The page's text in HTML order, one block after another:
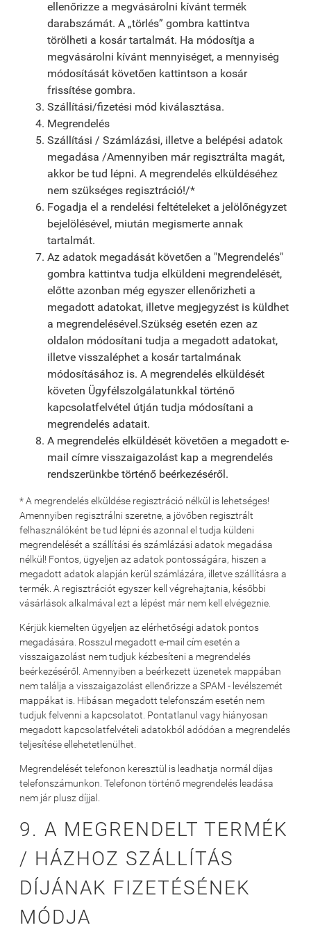
ellenőrizze a megvásárolni kívánt termék
darabszámát. A „törlés” gombra kattintva
törölheti a kosár tartalmát. Ha módosítja a
megvásárolni kívánt mennyiséget, a mennyiség
módosítását követően kattintson a kosár
frissítése gombra.
Szállítási/fizetési mód kiválasztása.
Megrendelés
Szállítási / Számlázási, illetve a belépési adatok
megadása /Amennyiben már regisztrálta magát,
akkor be tud lépni. A megrendelés elküldéséhez
nem szükséges regisztráció!/*
Fogadja el a rendelési feltételeket a jelölőnégyzet
bejelölésével, miután megismerte annak
tartalmát.
Az adatok megadását követően a "Megrendelés"
gombra kattintva tudja elküldeni megrendelését,
előtte azonban még egyszer ellenőrizheti a
megadott adatokat, illetve megjegyzést is küldhet
a megrendelésével.Szükség esetén ezen az
oldalon módosítani tudja a megadott adatokat,
illetve visszaléphet a kosár tartalmának
módosításához is. A megrendelés elküldését
követen Ügyfélszolgálatunkkal történő
kapcsolatfelvétel útján tudja módosítani a
megrendelés adatait.
A megrendelés elküldését követően a megadott e-
mail címre visszaigazolást kap a megrendelés
rendszerünkbe történő beérkezéséről.
* A megrendelés elküldése regisztráció nélkül is lehetséges!
Amennyiben regisztrálni szeretne, a jövőben regisztrált
felhasználóként be tud lépni és azonnal el tudja küldeni
megrendelését a szállítási és számlázási adatok megadása
nélkül! Fontos, ügyeljen az adatok pontosságára, hiszen a
megadott adatok alapján kerül számlázára, illetve szállításra a
termék. A regisztrációt egyszer kell végrehajtania, későbbi
vásárlások alkalmával ezt a lépést már nem kell elvégeznie.
Kérjük kiemelten ügyeljen az elérhetőségi adatok pontos
megadására. Rosszul megadott e-mail cím esetén a
visszaigazolást nem tudjuk kézbesíteni a megrendelés
beérkezéséről. Amennyiben a beérkezett üzenetek mappában
nem találja a visszaigazolást ellenőrizze a SPAM - levélszemét
mappákat is. Hibásan megadott telefonszám esetén nem
tudjuk felvenni a kapcsolatot. Pontatlanul vagy hiányosan
megadott kapcsolatfelvételi adatokból adódóan a megrendelés
teljesítése ellehetetlenülhet.
Megrendelését telefonon keresztül is leadhatja normál díjas
telefonszámunkon. Telefonon történő megrendelés leadása
nem jár plusz díjjal.
9. A MEGRENDELT TERMÉK
/ HÁZHOZ SZÁLLÍTÁS
DÍJÁNAK FIZETÉSÉNEK
MÓDJA